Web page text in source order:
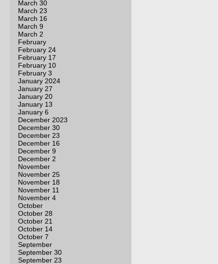
March 30
March 23
March 16
March 9
March 2
February
February 24
February 17
February 10
February 3
January 2024
January 27
January 20
January 13
January 6
December 2023
December 30
December 23
December 16
December 9
December 2
November
November 25
November 18
November 11
November 4
October
October 28
October 21
October 14
October 7
September
September 30
September 23